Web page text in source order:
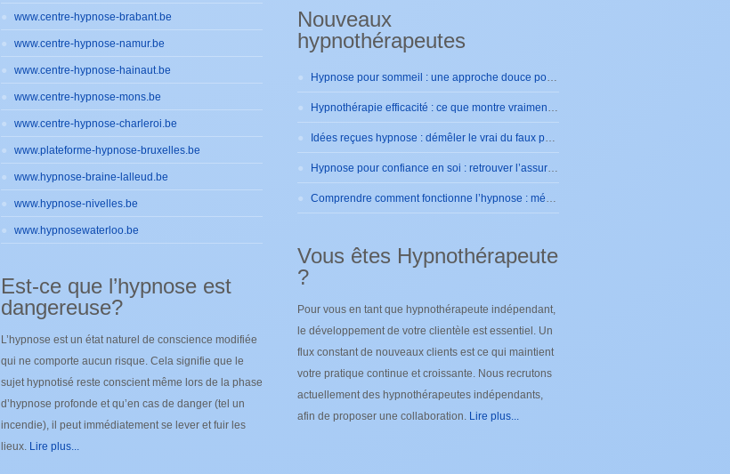
www.centre-hypnose-brabant.be
www.centre-hypnose-namur.be
www.centre-hypnose-hainaut.be
www.centre-hypnose-mons.be
www.centre-hypnose-charleroi.be
www.plateforme-hypnose-bruxelles.be
www.hypnose-braine-lalleud.be
www.hypnose-nivelles.be
www.hypnosewaterloo.be
Est-ce que l’hypnose est
dangereuse?
L’hypnose est un état naturel de conscience modifiée
qui ne comporte aucun risque. Cela signifie que le
sujet hypnotisé reste conscient même lors de la phase
d’hypnose profonde et qu’en cas de danger (tel un
incendie), il peut immédiatement se lever et fuir les
lieux. Lire plus...
Nouveaux
hypnothérapeutes
Hypnose pour sommeil : une approche douce pour retrouver des nuits sereines
Idées reçues hypnose : démêler le vrai du faux pour se rassurer
Hypnose pour confiance en soi : retrouver l’assurance intérieure durablement
Vous êtes Hypnothérapeute
?
Pour vous en tant que hypnothérapeute indépendant,
le développement de votre clientèle est essentiel. Un
flux constant de nouveaux clients est ce qui maintient
votre pratique continue et croissante. Nous recrutons
actuellement des hypnothérapeutes indépendants,
afin de proposer une collaboration. Lire plus...